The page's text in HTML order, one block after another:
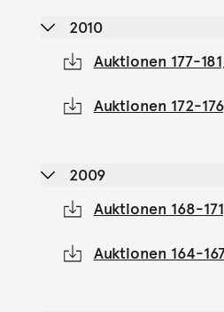
2010
Auktionen 177-
Auktionen 172-
2009
Auktionen 168-
Auktionen 164-